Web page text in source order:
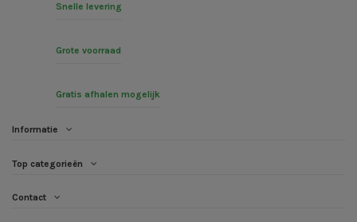
Snelle levering
Grote voorraad
Gratis afhalen mogelijk
Informatie
Top categorieën
Contact